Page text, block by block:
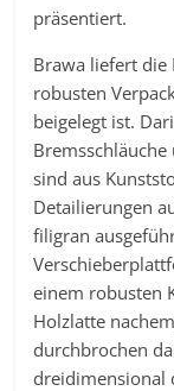
präsentiert.
Brawa liefert die
robusten
beigelegt ist.
sind aus
Detailierungen
filigran
einem robusten
Holzlatte
durchbrochen
dreidimensional